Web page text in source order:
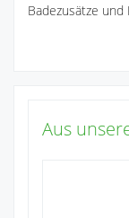
Badezusätze
Aus